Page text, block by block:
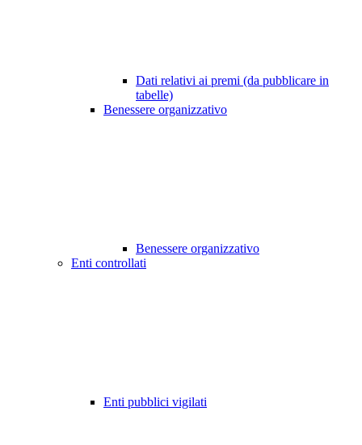
Dati relativi ai premi (da pubblicare in
tabelle)
Benessere organizzativo
Benessere organizzativo
Enti controllati
Enti pubblici vigilati